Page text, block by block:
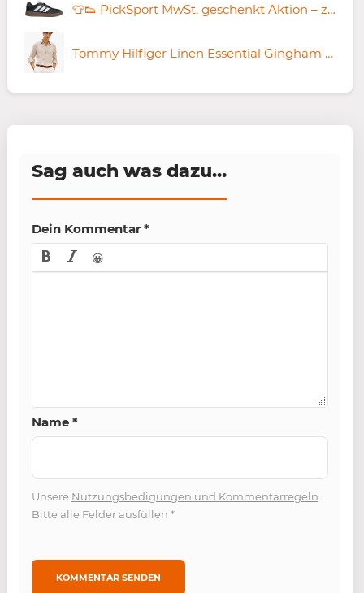
👕👟 PickSport MwSt. geschenkt Aktion – z.B. adidas Courtblock ab 21€ (statt 34€)
Tommy Hilfiger Linen Essential Gingham Hemd für 83€ (statt 110€)
Sag auch was dazu...
Dein Kommentar *
😀
Name *
Unsere Nutzungsbedigungen und Kommentarregeln.
Bitte alle Felder ausfüllen *